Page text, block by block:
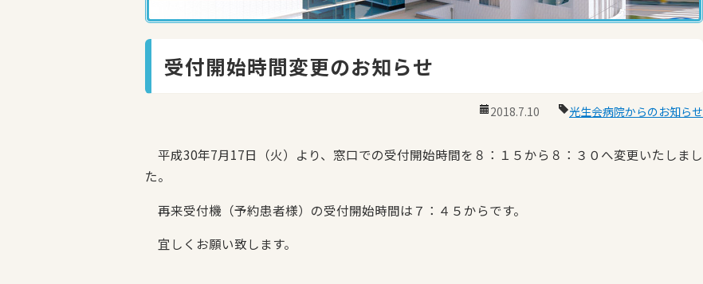
受付開始時間変更のお知らせ
2018.7.10 光生会病院からのお知らせ
平成30年7月17日（火）より、窓口での受付開始時間を８：１５から８：３０へ変更いたしまし
た。
再来受付機（予約患者様）の受付開始時間は７：４５からです。
宜しくお願い致します。